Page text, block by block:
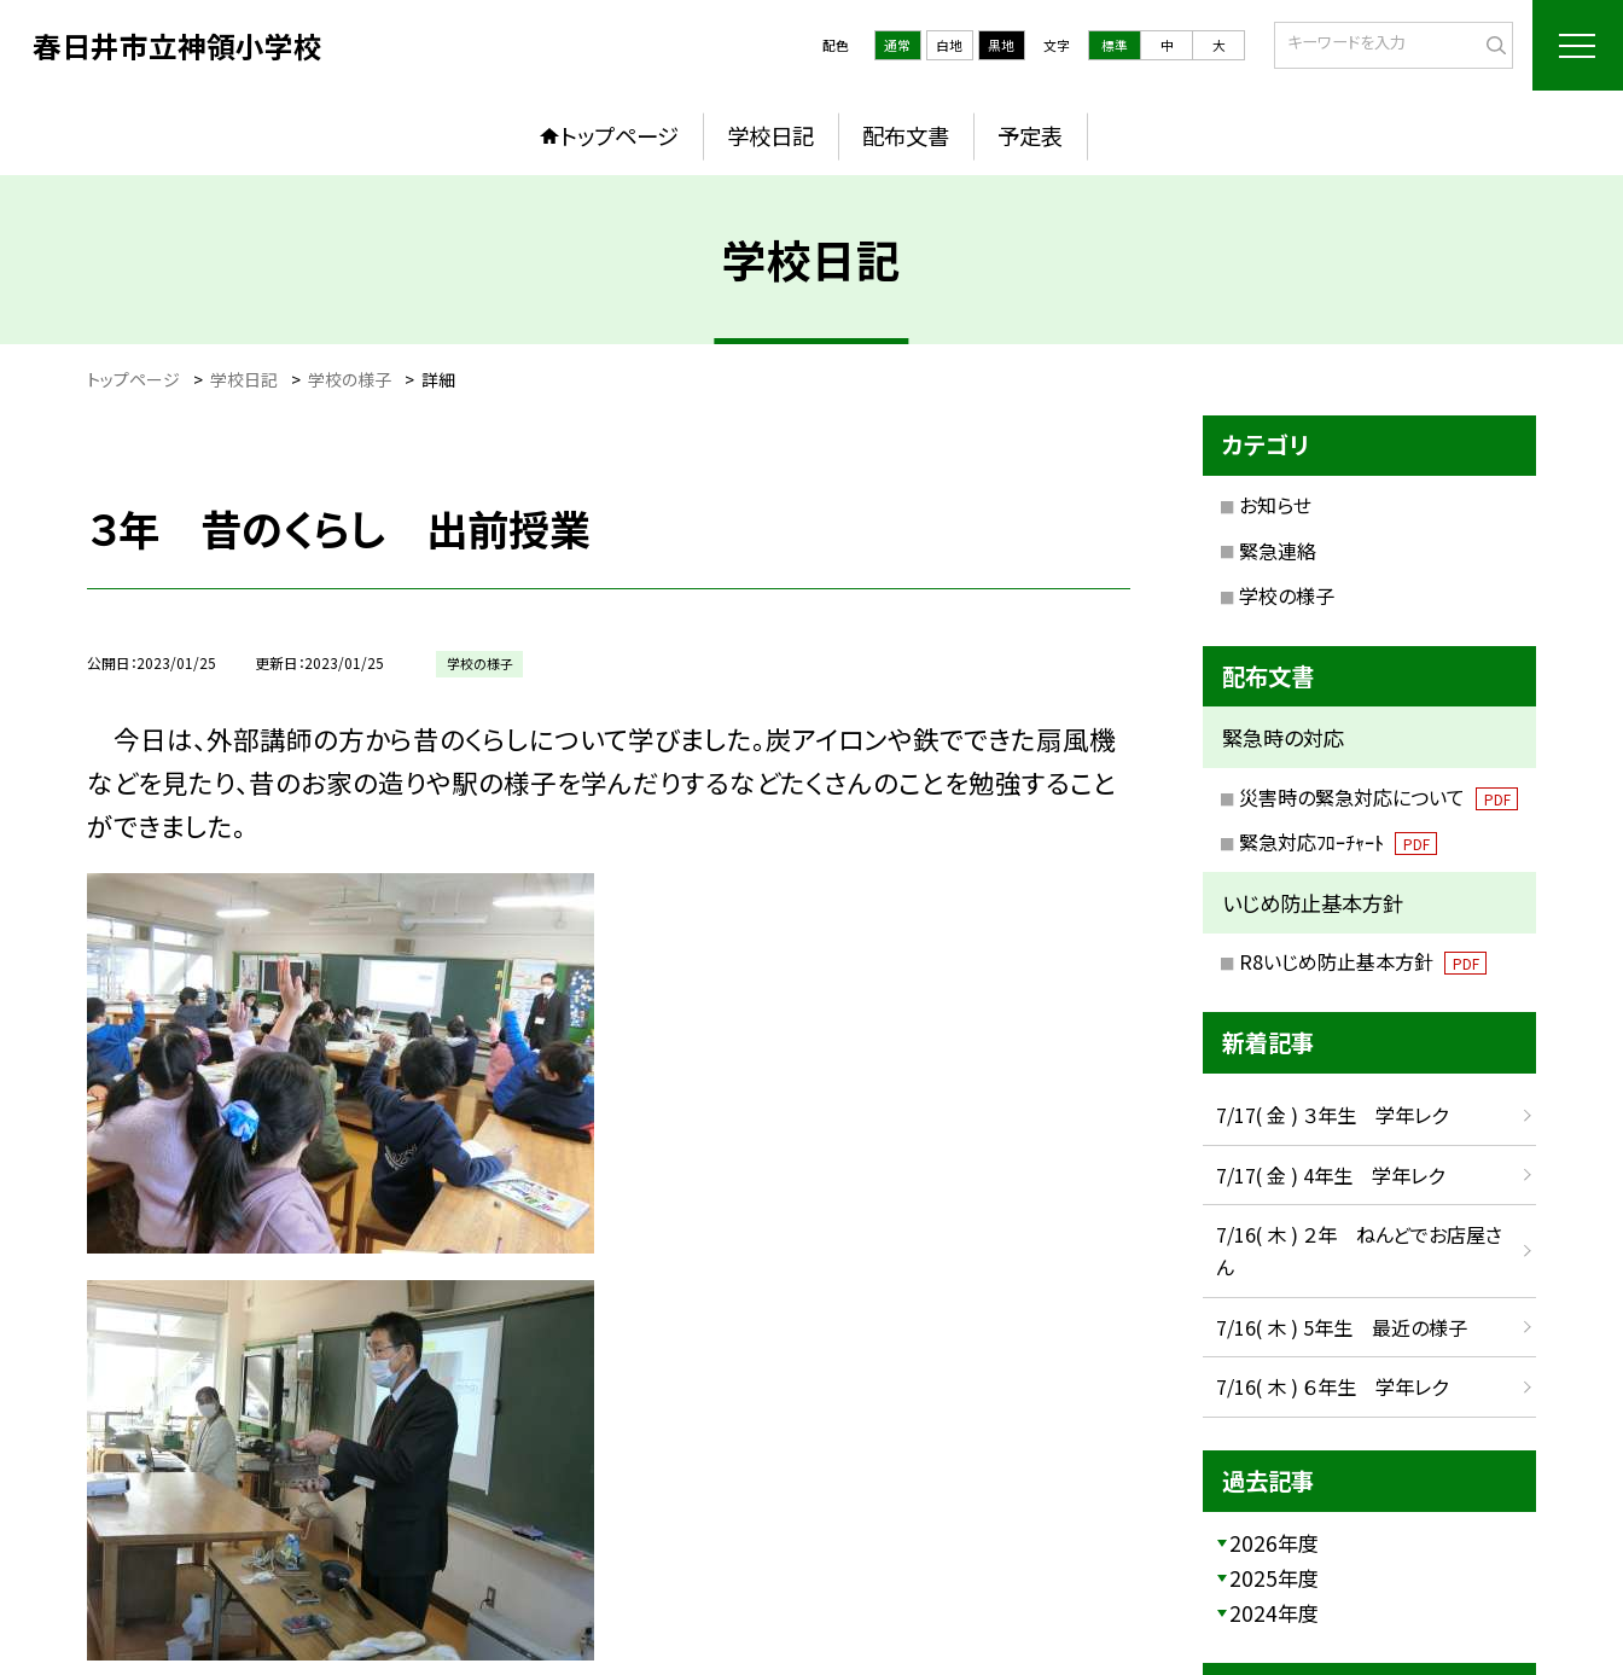
春日井市立神領小学校 配色 通常 白地 黒地 文字 標準 中 大
トップページ 学校日記 配布文書 予定表
学校日記
トップページ > 学校日記 > 学校の様子 > 詳細
３年 昔のくらし 出前授業
公開日 2023/01/25 更新日 2023/01/25 学校の様子
今日は、外部講師の方から昔のくらしについて学びました。炭アイロンや鉄でできた扇風機
などを見たり、昔のお家の造りや駅の様子を学んだりするなどたくさんのことを勉強すること
ができました。
カテゴリ
お知らせ
緊急連絡
学校の様子
配布文書
緊急時の対応
災害時の緊急対応について PDF
緊急対応ﾌﾛｰﾁｬｰﾄ PDF
いじめ防止基本方針
R8いじめ防止基本方針 PDF
新着記事
7/17( 金 ) ３年生 学年レク
7/17( 金 ) 4年生 学年レク
7/16( 木 ) ２年 ねんどでお店屋さ
ん
7/16( 木 ) 5年生 最近の様子
7/16( 木 ) ６年生 学年レク
過去記事
2026年度
2025年度
2024年度